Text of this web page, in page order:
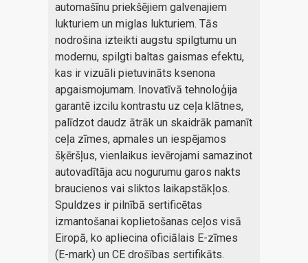
automašīnu priekšējiem galvenajiem
lukturiem un miglas lukturiem. Tās
nodrošina izteikti augstu spilgtumu un
modernu, spilgti baltas gaismas efektu,
kas ir vizuāli pietuvināts ksenona
apgaismojumam. Inovatīvā tehnoloģija
garantē izcilu kontrastu uz ceļa klātnes,
palīdzot daudz ātrāk un skaidrāk pamanīt
ceļa zīmes, apmales un iespējamos
šķēršļus, vienlaikus ievērojami samazinot
autovadītāja acu nogurumu garos nakts
braucienos vai sliktos laikapstākļos.
Spuldzes ir pilnībā sertificētas
izmantošanai koplietošanas ceļos visā
Eiropā, ko apliecina oficiālais E-zīmes
(E-mark) un CE drošības sertifikāts.